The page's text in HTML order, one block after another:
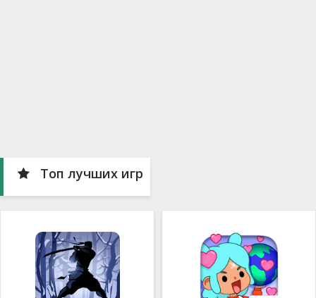
Топ лучших игр